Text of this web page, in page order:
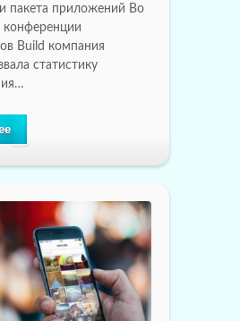
пакета приложений Во
конференции
Build компания
статистику